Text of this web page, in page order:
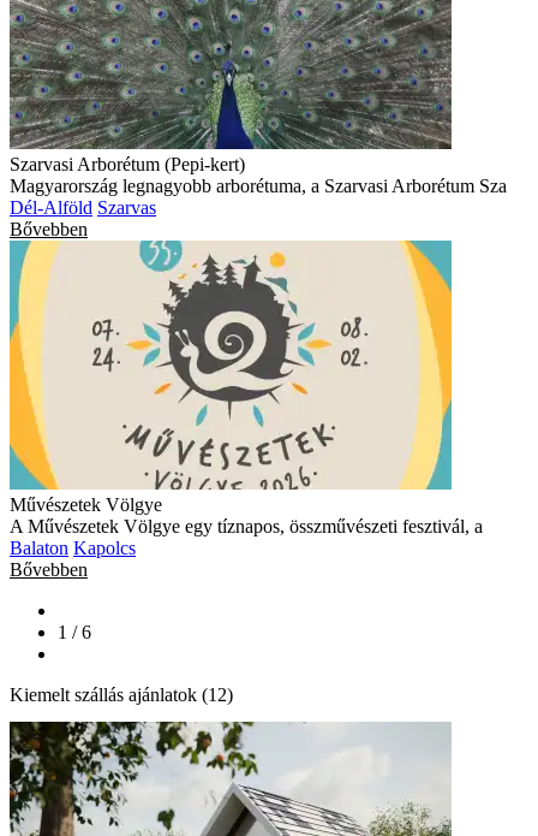
Szarvasi Arborétum (Pepi-kert)
Magyarország legnagyobb arborétuma, a Szarvasi Arborétum Sza
Dél-Alföld Szarvas
Bővebben
Művészetek Völgye
A Művészetek Völgye egy tíznapos, összművészeti fesztivál, a
Balaton Kapolcs
Bővebben
1 / 6
Kiemelt szállás ajánlatok (12)